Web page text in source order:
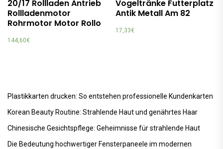
20/17 Rollladen Antrieb
Rollladenmotor
Rohrmotor Motor Rollo
144,60€
Vogeltränke Futterplatz
Antik Metall Am 82
17,33€
Plastikkarten drucken: So entstehen professionelle Kundenkarten
Korean Beauty Routine: Strahlende Haut und genährtes Haar
Chinesische Gesichtspflege: Geheimnisse für strahlende Haut
Die Bedeutung hochwertiger Fensterpaneele im modernen